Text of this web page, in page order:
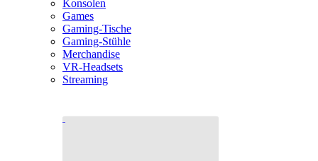
Konsolen
Games
Gaming-Tische
Gaming-Stühle
Merchandise
VR-Headsets
Streaming